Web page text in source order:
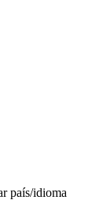
país/idioma